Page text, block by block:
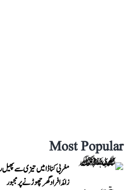
Most Popular
زائد افراد گھر چھوڑنے پر مجبور